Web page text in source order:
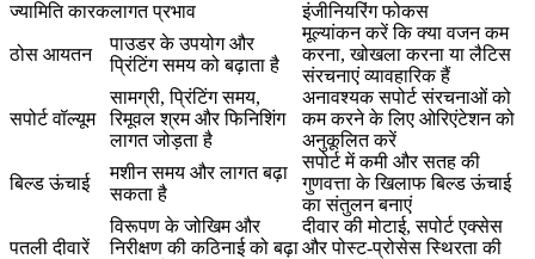
ज्यामिति कारकलागत प्रभाव इंजीनियरिंग फोकस
ठोस आयतन
पाउडर के उपयोग और
प्रिंटिंग समय को बढ़ाता है
मूल्यांकन करें कि क्या वजन कम
करना, खोखला करना या लैटिस
संरचनाएं व्यावहारिक हैं
सपोर्ट वॉल्यूम
सामग्री, प्रिंटिंग समय,
रिमूवल श्रम और फिनिशिंग
लागत जोड़ता है
अनावश्यक सपोर्ट संरचनाओं को
कम करने के लिए ओरिएंटेशन को
अनुकूलित करें
बिल्ड ऊंचाई
मशीन समय और लागत बढ़ा
सकता है
सपोर्ट में कमी और सतह की
गुणवत्ता के खिलाफ बिल्ड ऊंचाई
का संतुलन बनाएं
पतली दीवारें
विरूपण के जोखिम और
निरीक्षण की कठिनाई को बढ़ा
दीवार की मोटाई, सपोर्ट एक्सेस
और पोस्ट-प्रोसेस स्थिरता की